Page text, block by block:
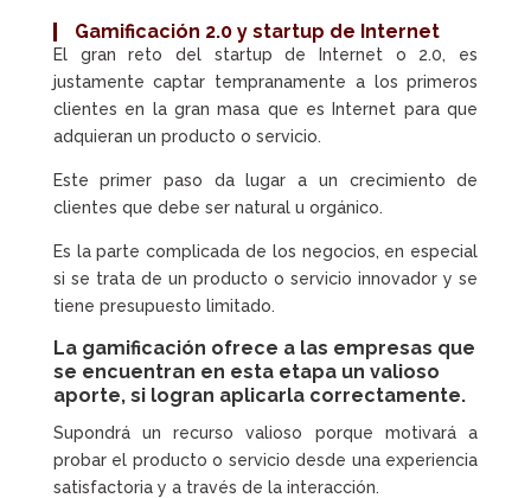
Gamificación 2.0y startup de Internet
El gran reto del startup de Internet o 2.0, es
justamente captar tempranamente a los primeros
clientes en la gran masa que es Internet para que
adquieran un producto o servicio.
Este primer paso da lugar a un crecimiento de
clientes que debe ser natural u orgánico.
Es la parte complicada de los negocios, en especial
si se trata de un producto o servicio innovador y se
tiene presupuesto limitado.
La gamificación ofrece a las empresas que
se encuentran en esta etapa un valioso
aporte, si logran aplicarla correctamente.
Supondrá un recurso valioso porque motivará a
probar el producto o servicio desde una experiencia
satisfactoria y a través de la interacción.